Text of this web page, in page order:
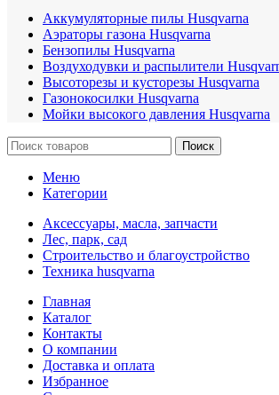
Аккумуляторные пилы Husqvarna
Аэраторы газона Husqvarna
Бензопилы Husqvarna
Воздуходувки и распылители
Высоторезы и кусторезы Husqvarna
Газонокосилки Husqvarna
Мойки высокого давления Husqvarna
Поиск
Меню
Категории
Аксессуары, масла, запчасти
Лес, парк, сад
Строительство и благоустройство
Техника husqvarna
Главная
Каталог
Контакты
О компании
Доставка и оплата
Избранное